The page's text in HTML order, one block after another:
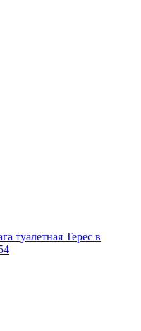
туалетная Терес в